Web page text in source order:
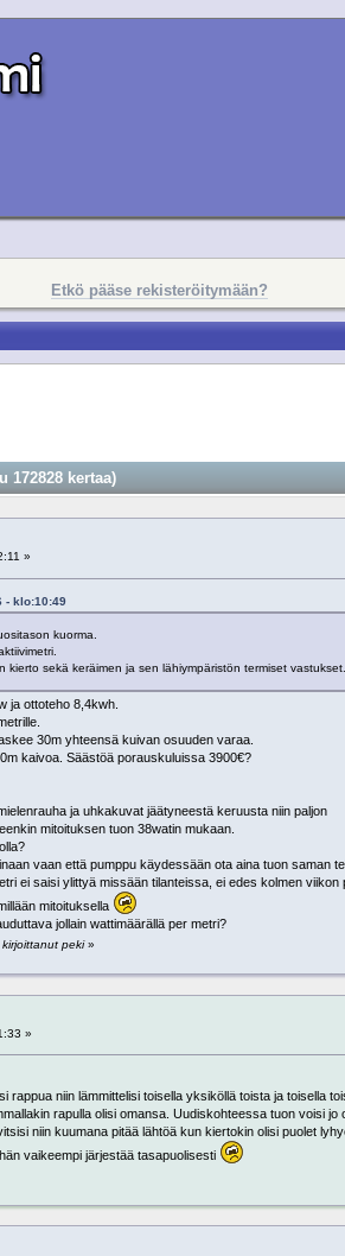
Etkö pääse rekisteröitymään?
172828 kertaa)
»
- klo:10:49
kuorma.
sekä keräimen ja sen lähiympäristön termiset vastukset.
ja ottoteho 8,4kwh.
30m yhteensä kuivan osuuden varaa.
kaivoa. Säästöä porauskuluissa 3900€?
ja uhkakuvat jäätyneestä keruusta niin paljon
mitoituksen tuon 38watin mukaan.
vaan että pumppu käydessään ota aina tuon saman
ei saisi ylittyä missään tilanteissa, ei edes kolmen
mitoituksella
jollain wattimäärällä per metri?
peki»
»
rappua niin lämmittelisi toisella yksiköllä toista ja toisella
rapulla olisi omansa. Uudiskohteessa tuon voisi jo
niin kuumana pitää lähtöä kun kiertokin olisi puolet
vaikeempi järjestää tasapuolisesti